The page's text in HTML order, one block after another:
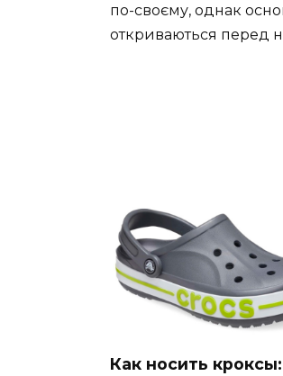
по-своєму, однак
откриваються перед
Как носить